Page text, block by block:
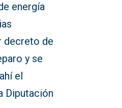
energía
decreto de
y se
el
Diputación